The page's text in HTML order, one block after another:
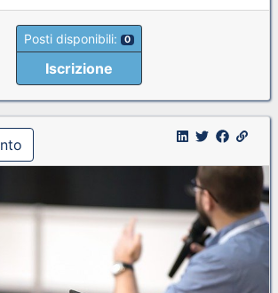
Posti disponibili: 0
Iscrizione